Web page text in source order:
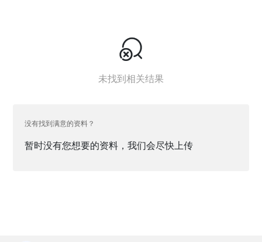

未找到相关结果
没有找到满意的资料？
暂时没有您想要的资料，我们会尽快上传